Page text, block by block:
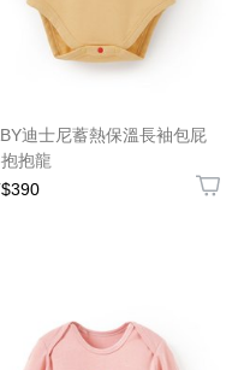
迪士尼蓄熱保溫長袖包屁
抱龍